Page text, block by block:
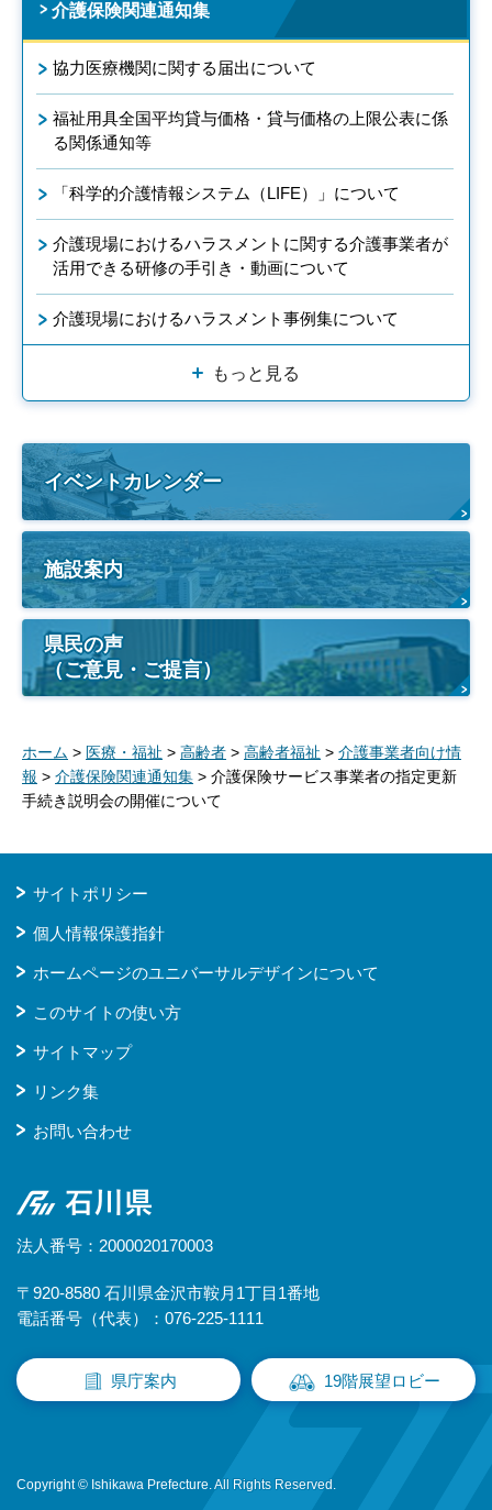
介護保険関連通知集
協力医療機関に関する届出について
福祉用具全国平均貸与価格・貸与価格の上限公表に係
る関係通知等
「科学的介護情報システム（LIFE）」について
介護現場におけるハラスメントに関する介護事業者が
活用できる研修の手引き・動画について
介護現場におけるハラスメント事例集について
もっと見る
イベントカレンダー
施設案内
県民の声
（ご意見・ご提言）
ホーム > 医療・福祉 > 高齢者 > 高齢者福祉 > 介護事業者向け情
報 > 介護保険関連通知集 > 介護保険サービス事業者の指定更新
手続き説明会の開催について
サイトポリシー
個人情報保護指針
ホームページのユニバーサルデザインについて
このサイトの使い方
サイトマップ
リンク集
お問い合わせ
石川県
法人番号：2000020170003
〒920-8580 石川県金沢市鞍月1丁目1番地
電話番号（代表）：076-225-1111
県庁案内 19階展望ロビー
Copyright © Ishikawa Prefecture. All Rights Reserved.